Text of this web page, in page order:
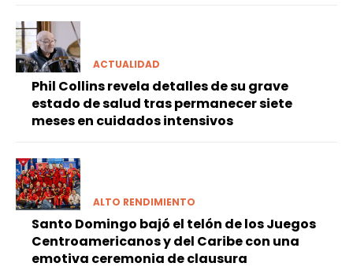
ACTUALIDAD
Phil Collins revela detalles de su grave
estado de salud tras permanecer siete
meses en cuidados intensivos
ALTO RENDIMIENTO
Santo Domingo bajó el telón de los Juegos
Centroamericanos y del Caribe con una
emotiva ceremonia de clausura